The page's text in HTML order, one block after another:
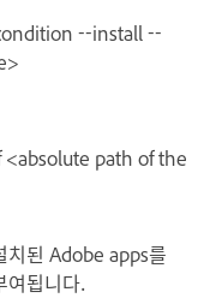
--install --
path of the
치된 Adobe apps를
여됩니다.